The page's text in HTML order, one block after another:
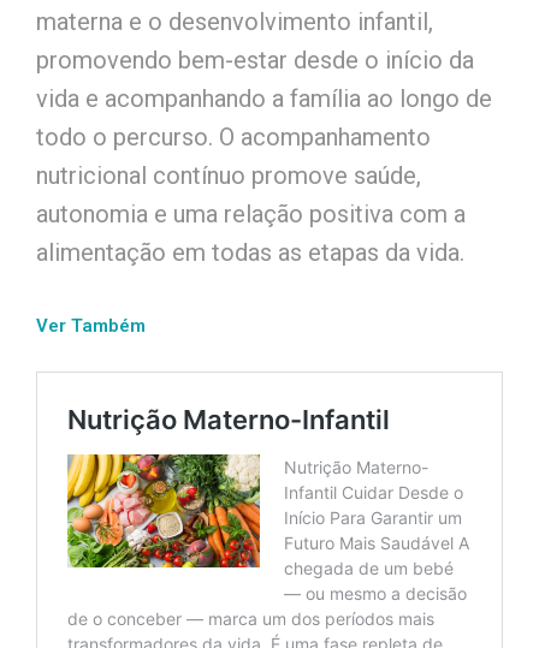
materna e o desenvolvimento infantil,
promovendo bem-estar desde o início da
vida e acompanhando a família ao longo de
todo o percurso. O acompanhamento
nutricional contínuo promove saúde,
autonomia e uma relação positiva com a
alimentação em todas as etapas da vida.
Ver Também